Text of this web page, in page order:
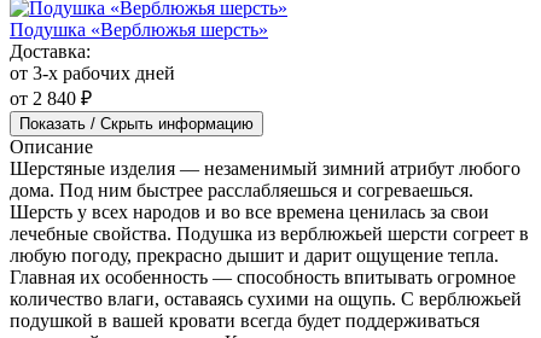
лечебные свойства. Одеяла из верблюжьей шерсти согревают
в любую погоду, прекрасно дышат и дарят ощущение тепла.
Главная их особенность — способность впитывать огромное
количество влаги, оставаясь сухими на ощупь. С верблюжьим
одеялом в вашей кровати всегда будет поддерживаться
идеальный микроклимат. Кроме того, наполнитель содержит
максимальное количество полезного ланолина, что влияет на
оздоровление мышц и суставов.
Подушка «Верблюжья шерсть»
Доставка:
от 3-х рабочих дней